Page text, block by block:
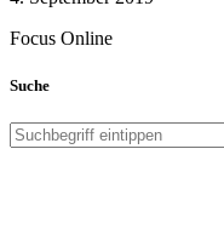
Focus Online
Suche